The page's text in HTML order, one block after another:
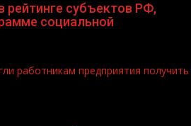
рейтинге субъектов РФ,
социальной
работникам предприятия получить